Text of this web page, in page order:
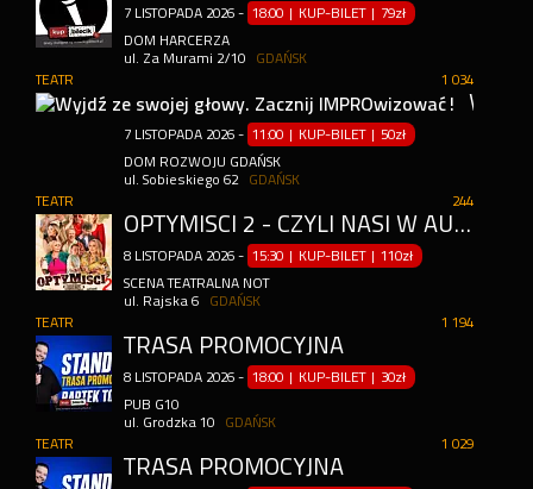
7 LISTOPADA 2026 - 18:00 | KUP-BILET | 79zł
DOM HARCERZA
ul. Za Murami 2/10
GDAŃSK
1 034
TEATR
7 LISTOPADA 2026 - 11:00 | KUP-BILET | 50zł
DOM ROZWOJU GDAŃSK
ul. Sobieskiego 62
GDAŃSK
244
TEATR
OPTYMIŚCI 2 - CZYLI NASI W AUTOKARZE DO BUŁGARII
8 LISTOPADA 2026 - 15:30 | KUP-BILET |110zł
SCENA TEATRALNA NOT
ul. Rajska 6
GDAŃSK
1 194
TEATR
TRASA PROMOCYJNA
8 LISTOPADA 2026 - 18:00 | KUP-BILET | 30zł
PUB G10
ul. Grodzka 10
GDAŃSK
1 029
TEATR
TRASA PROMOCYJNA